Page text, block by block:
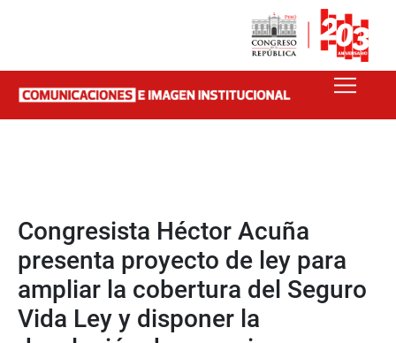
Congresista Héctor Acuña
presenta proyecto de ley para
ampliar la cobertura del Seguro
Vida Ley y disponer la